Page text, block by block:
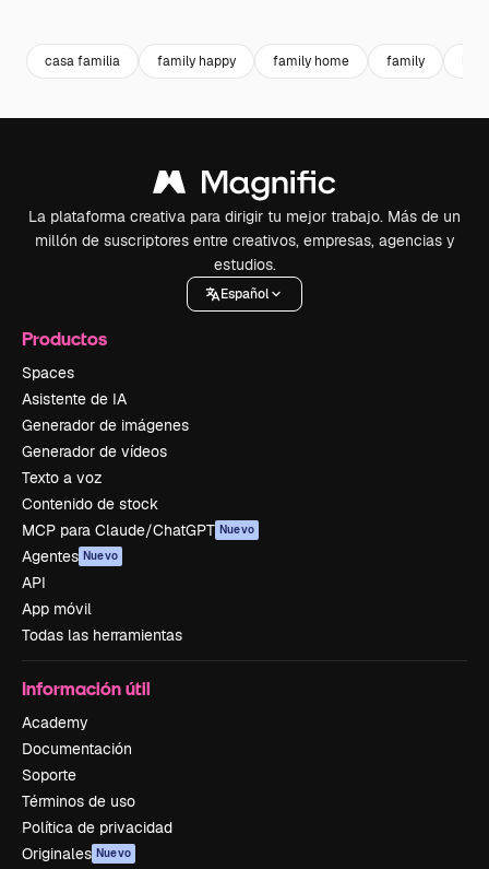
casa familia family happy family home family
La plataforma creativa para dirigir tu mejor trabajo. Más de un
millón de suscriptores entre creativos, empresas, agencias y
estudios.
Español
Productos
Spaces
Asistente de IA
Generador de imágenes
Generador de vídeos
Texto a voz
Contenido de stock
MCP para Claude/ChatGPT Nuevo
Agentes Nuevo
API
App móvil
Todas las herramientas
Información útil
Academy
Documentación
Soporte
Términos de uso
Política de privacidad
Originales Nuevo